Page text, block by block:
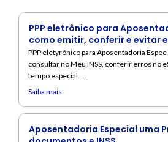
PPP eletrônico para
como emitir, conferir e evitar
PPP eletyrônico para Aposentadoria
consultar no Meu INSS, conferir erros no
tempo especial. ...
Saiba mais
Aposentadoria Especial uma